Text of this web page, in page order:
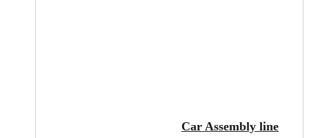
Car Assembly line